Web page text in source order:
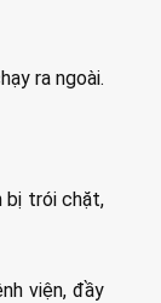
ra ngoài.
bị trói chặt,
viện, đầy